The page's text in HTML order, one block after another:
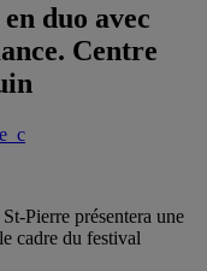
duo avec
Centre
Pierre présentera une
cadre du festival